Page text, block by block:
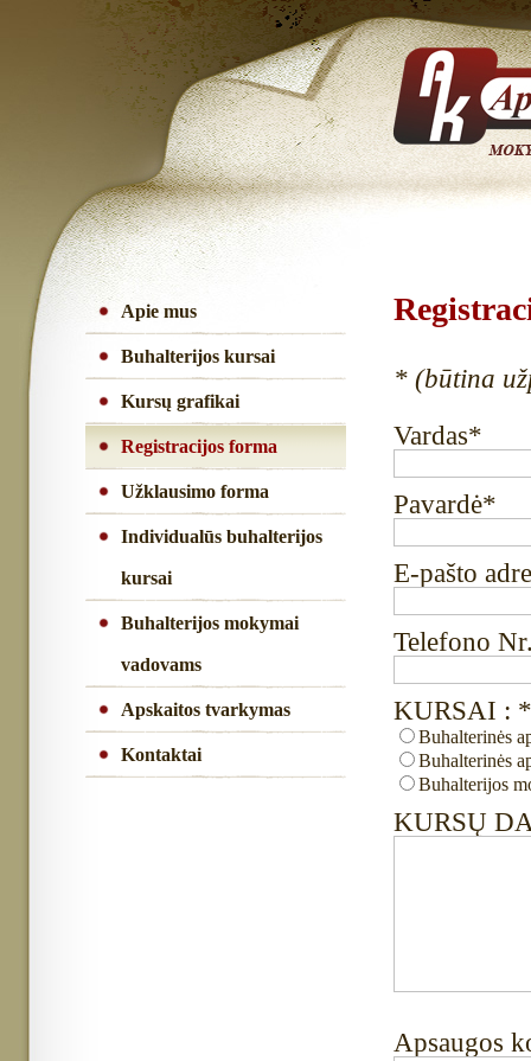
Apie mus
Buhalterijos kursai
Kursų grafikai
Registracijos forma
Užklausimo forma
Individualūs buhalterijos
kursai
Buhalterijos mokymai
vadovams
Apskaitos tvarkymas
Kontaktai
* (būtina
Vardas*
Pavardė*
E-pašto
Telefono
KURSAI : *
Buhalterinės
Buhalterinės
Buhalterijos
KURSŲ
Apsaugos